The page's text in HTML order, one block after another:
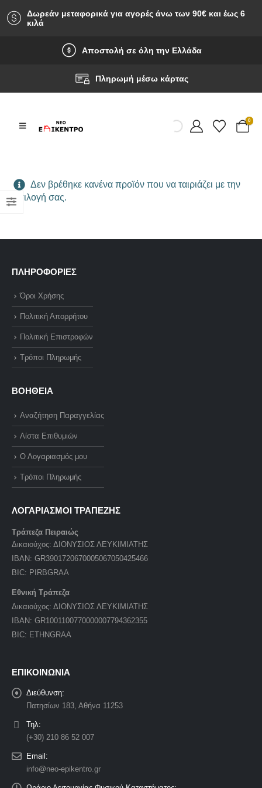
Δωρεάν μεταφορικά για αγορές άνω των 90‎€ και έως 6
κιλά
Αποστολή σε όλη την Ελλάδα
Πληρωμή μέσω κάρτας
0
Δεν βρέθηκε κανένα προϊόν που να ταιριάζει με την
επιλογή σας.
ΠΛΗΡΟΦΟΡΙΕΣ
Όροι Χρήσης
Πολιτική Απορρήτου
Πολιτική Επιστροφών
Τρόποι Πληρωμής
ΒΟΗΘΕΙΑ
Αναζήτηση Παραγγελίας
Λίστα Επιθυμιών
Ο Λογαριασμός μου
Τρόποι Πληρωμής
ΛΟΓΑΡΙΑΣΜΟΙ ΤΡΑΠΕΖΗΣ
Τράπεζα Πειραιώς
Δικαιούχος: ΔΙΟΝΥΣΙΟΣ ΛΕΥΚΙΜΙΑΤΗΣ
IBAN: GR3901720670005067050425466
BIC: PIRBGRAA
Εθνική Τράπεζα
Δικαιούχος: ΔΙΟΝΥΣΙΟΣ ΛΕΥΚΙΜΙΑΤΗΣ
IBAN: GR1001100770000007794362355
BIC: ETHNGRAA
ΕΠΙΚΟΙΝΩΝΙΑ
Διεύθυνση:
Πατησίων 183, Αθήνα 11253
Τηλ:
(+30) 210 86 52 007
Email:
info@neo-epikentro.gr